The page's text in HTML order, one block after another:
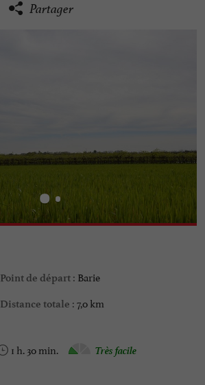
Partager
Point de départ : Barie
Distance totale : 7,0 km
1 h. 30 min. Très facile